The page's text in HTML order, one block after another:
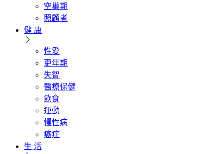
空巢期
照顧者
健 康
性愛
更年期
失智
醫療保健
飲食
運動
慢性病
癌症
生 活